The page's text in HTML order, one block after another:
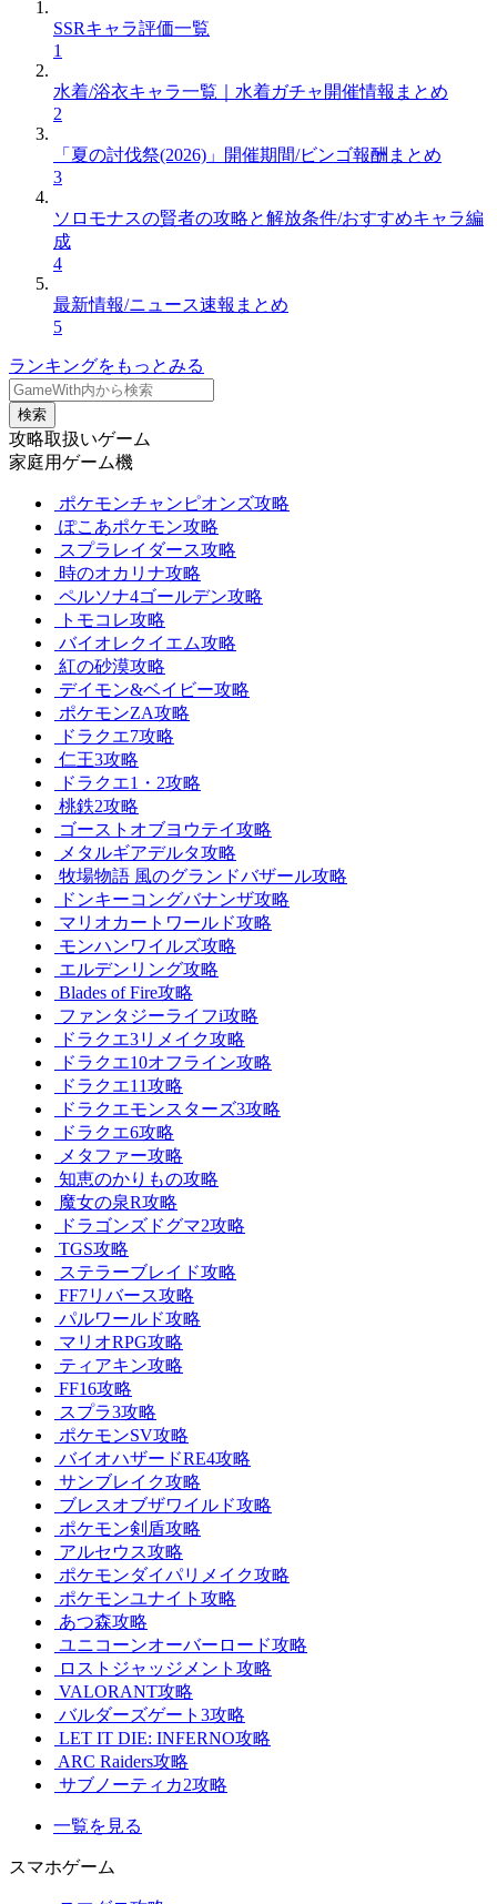
SSRキャラ評価一覧
1
水着/浴衣キャラ一覧｜水着ガチャ開催情報まとめ
2
「夏の討伐祭(2026)」開催期間/ビンゴ報酬まとめ
3
ソロモナスの賢者の攻略と解放条件/おすすめキャラ編
成
4
最新情報/ニュース速報まとめ
5
ランキングをもっとみる
検索
攻略取扱いゲーム
家庭用ゲーム機
ポケモンチャンピオンズ攻略
ぽこあポケモン攻略
スプラレイダース攻略
時のオカリナ攻略
ペルソナ4ゴールデン攻略
トモコレ攻略
バイオレクイエム攻略
紅の砂漠攻略
デイモン&ベイビー攻略
ポケモンZA攻略
ドラクエ7攻略
仁王3攻略
ドラクエ1・2攻略
桃鉄2攻略
ゴーストオブヨウテイ攻略
メタルギアデルタ攻略
牧場物語 風のグランドバザール攻略
ドンキーコングバナンザ攻略
マリオカートワールド攻略
モンハンワイルズ攻略
エルデンリング攻略
Blades of Fire攻略
ファンタジーライフi攻略
ドラクエ3リメイク攻略
ドラクエ10オフライン攻略
ドラクエ11攻略
ドラクエモンスターズ3攻略
ドラクエ6攻略
メタファー攻略
知恵のかりもの攻略
魔女の泉R攻略
ドラゴンズドグマ2攻略
TGS攻略
ステラーブレイド攻略
FF7リバース攻略
パルワールド攻略
マリオRPG攻略
ティアキン攻略
FF16攻略
スプラ3攻略
ポケモンSV攻略
バイオハザードRE4攻略
サンブレイク攻略
ブレスオブザワイルド攻略
ポケモン剣盾攻略
アルセウス攻略
ポケモンダイパリメイク攻略
ポケモンユナイト攻略
あつ森攻略
ユニコーンオーバーロード攻略
ロストジャッジメント攻略
VALORANT攻略
バルダーズゲート3攻略
LET IT DIE: INFERNO攻略
ARC Raiders攻略
サブノーティカ2攻略
一覧を見る
スマホゲーム